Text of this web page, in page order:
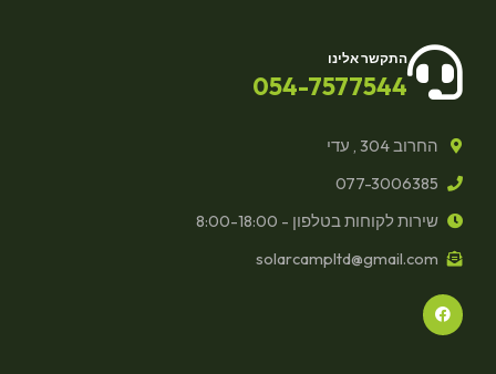
התקשר אלינו
054-7577544
החרוב 304 , עדי
077-3006385
שירות לקוחות בטלפון - 8:00-18:00
solarcampltd@gmail.com
F
a
c